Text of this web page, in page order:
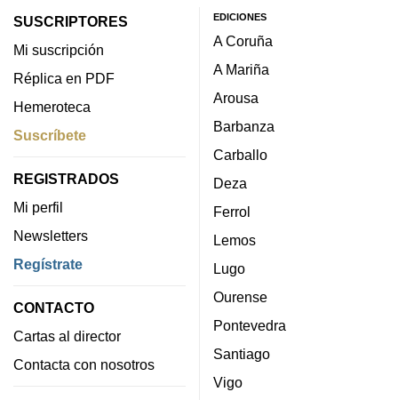
SUSCRIPTORES
Mi suscripción
Réplica en PDF
Hemeroteca
Suscríbete
REGISTRADOS
Mi perfil
Newsletters
Regístrate
CONTACTO
Cartas al director
Contacta con nosotros
EDICIONES
A Coruña
A Mariña
Arousa
Barbanza
Carballo
Deza
Ferrol
Lemos
Lugo
Ourense
Pontevedra
Santiago
Vigo